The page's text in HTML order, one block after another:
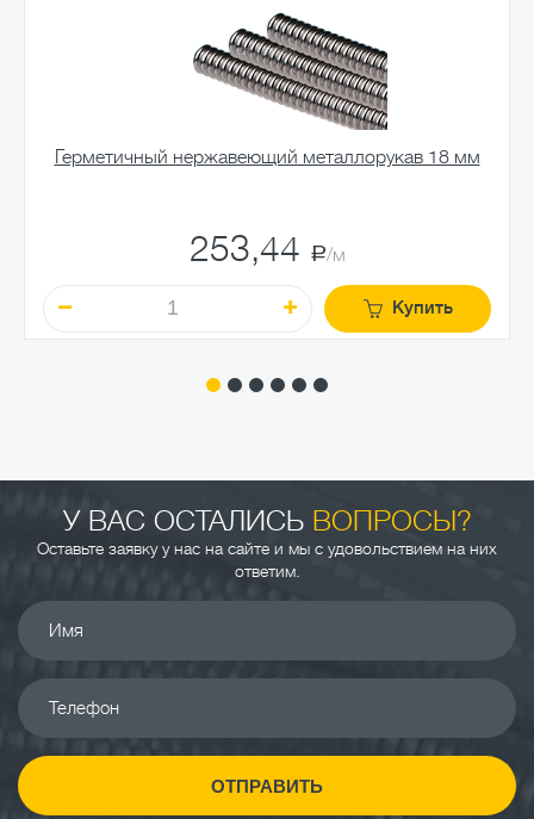
Герметичный нержавеющий металлорукав 18 мм
253,44 a/м
Купить
У ВАС ОСТАЛИСЬ ВОПРОСЫ?
Оставьте заявку у нас на сайте и мы с удовольствием на них
ответим.
Имя
Телефон
ОТПРАВИТЬ